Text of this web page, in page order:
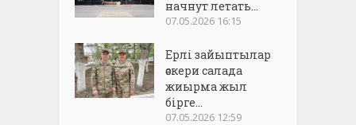
начнут летать...
07.05.2026 16:15
Ерлі зайыптылар
әскери салада
жиырма жыл
бірге...
07.05.2026 12:59